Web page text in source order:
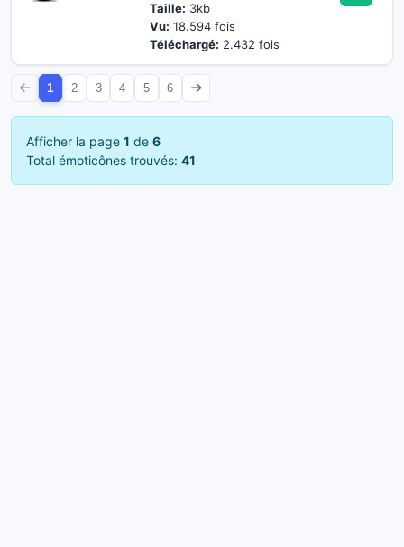
Taille: 3kb
Vu: 18.594 fois
Téléchargé: 2.432 fois
1 2 3 4 5 6
Afficher la page 1 de 6
Total émoticônes trouvés: 41